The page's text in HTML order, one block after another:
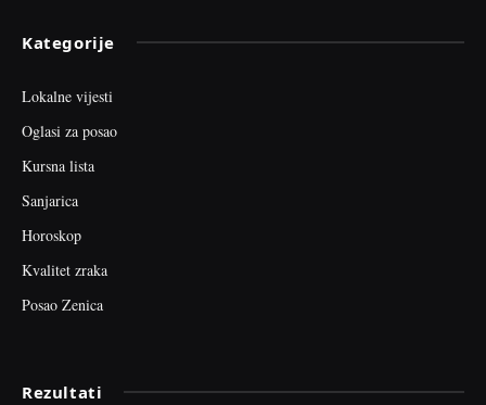
Kategorije
Lokalne vijesti
Oglasi za posao
Kursna lista
Sanjarica
Horoskop
Kvalitet zraka
Posao Zenica
Rezultati